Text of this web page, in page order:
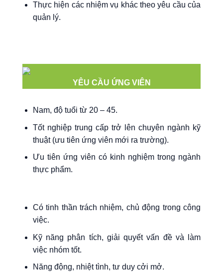
Thực hiện các nhiệm vụ khác theo yêu cầu của
quản lý.
YÊU CẦU ỨNG VIÊN
Nam, độ tuổi từ 20 – 45.
Tốt nghiệp trung cấp trở lên chuyên ngành kỹ
thuật (ưu tiên ứng viên mới ra trường).
Ưu tiên ứng viên có kinh nghiệm trong ngành
thực phẩm.
Có tinh thần trách nhiệm, chủ động trong công
việc.
Kỹ năng phân tích, giải quyết vấn đề và làm
việc nhóm tốt.
Năng động, nhiệt tình, tư duy cởi mở.